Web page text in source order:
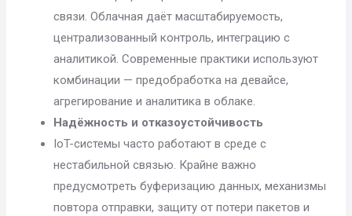
связи. Облачная даёт масштабируемость,
централизованный контроль, интеграцию с
аналитикой. Современные практики используют
комбинации — предобработка на девайсе,
агрегирование и аналитика в облаке.
Надёжность и отказоустойчивость
IoT-системы часто работают в среде с
нестабильной связью. Крайне важно
предусмотреть буферизацию данных, механизмы
повтора отправки, защиту от потери пакетов и